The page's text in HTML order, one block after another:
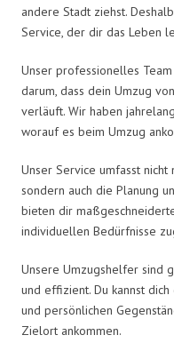
andere Stadt ziehst.
Service, der dir das Leben
Unser professionelles
darum, dass dein Umzug
verläuft. Wir haben
worauf es beim Umzug
Unser Service umfasst
sondern auch die Planung
bieten dir
individuellen Bedürfnisse
Unsere Umzugshelfer sind
und effizient. Du kannst
und persönlichen
Zielort ankommen.